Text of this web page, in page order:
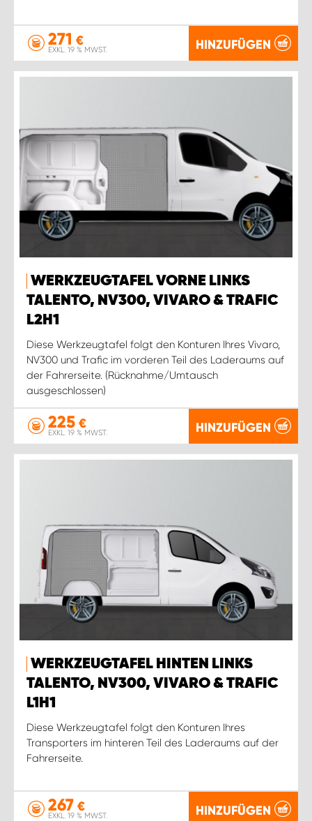
271 €
EXKL. 19 % MWST. HINZUFÜGEN
WERKZEUGTAFEL VORNE LINKS
TALENTO, NV300, VIVARO & TRAFIC
L2H1
Diese Werkzeugtafel folgt den Konturen Ihres Vivaro,
NV300 und Trafic im vorderen Teil des Laderaums auf
der Fahrerseite. (Rücknahme/Umtausch
ausgeschlossen)
225 €
EXKL. 19 % MWST. HINZUFÜGEN
WERKZEUGTAFEL HINTEN LINKS
TALENTO, NV300, VIVARO & TRAFIC
L1H1
Diese Werkzeugtafel folgt den Konturen Ihres
Transporters im hinteren Teil des Laderaums auf der
Fahrerseite.
267 €
EXKL. 19 % MWST. HINZUFÜGEN